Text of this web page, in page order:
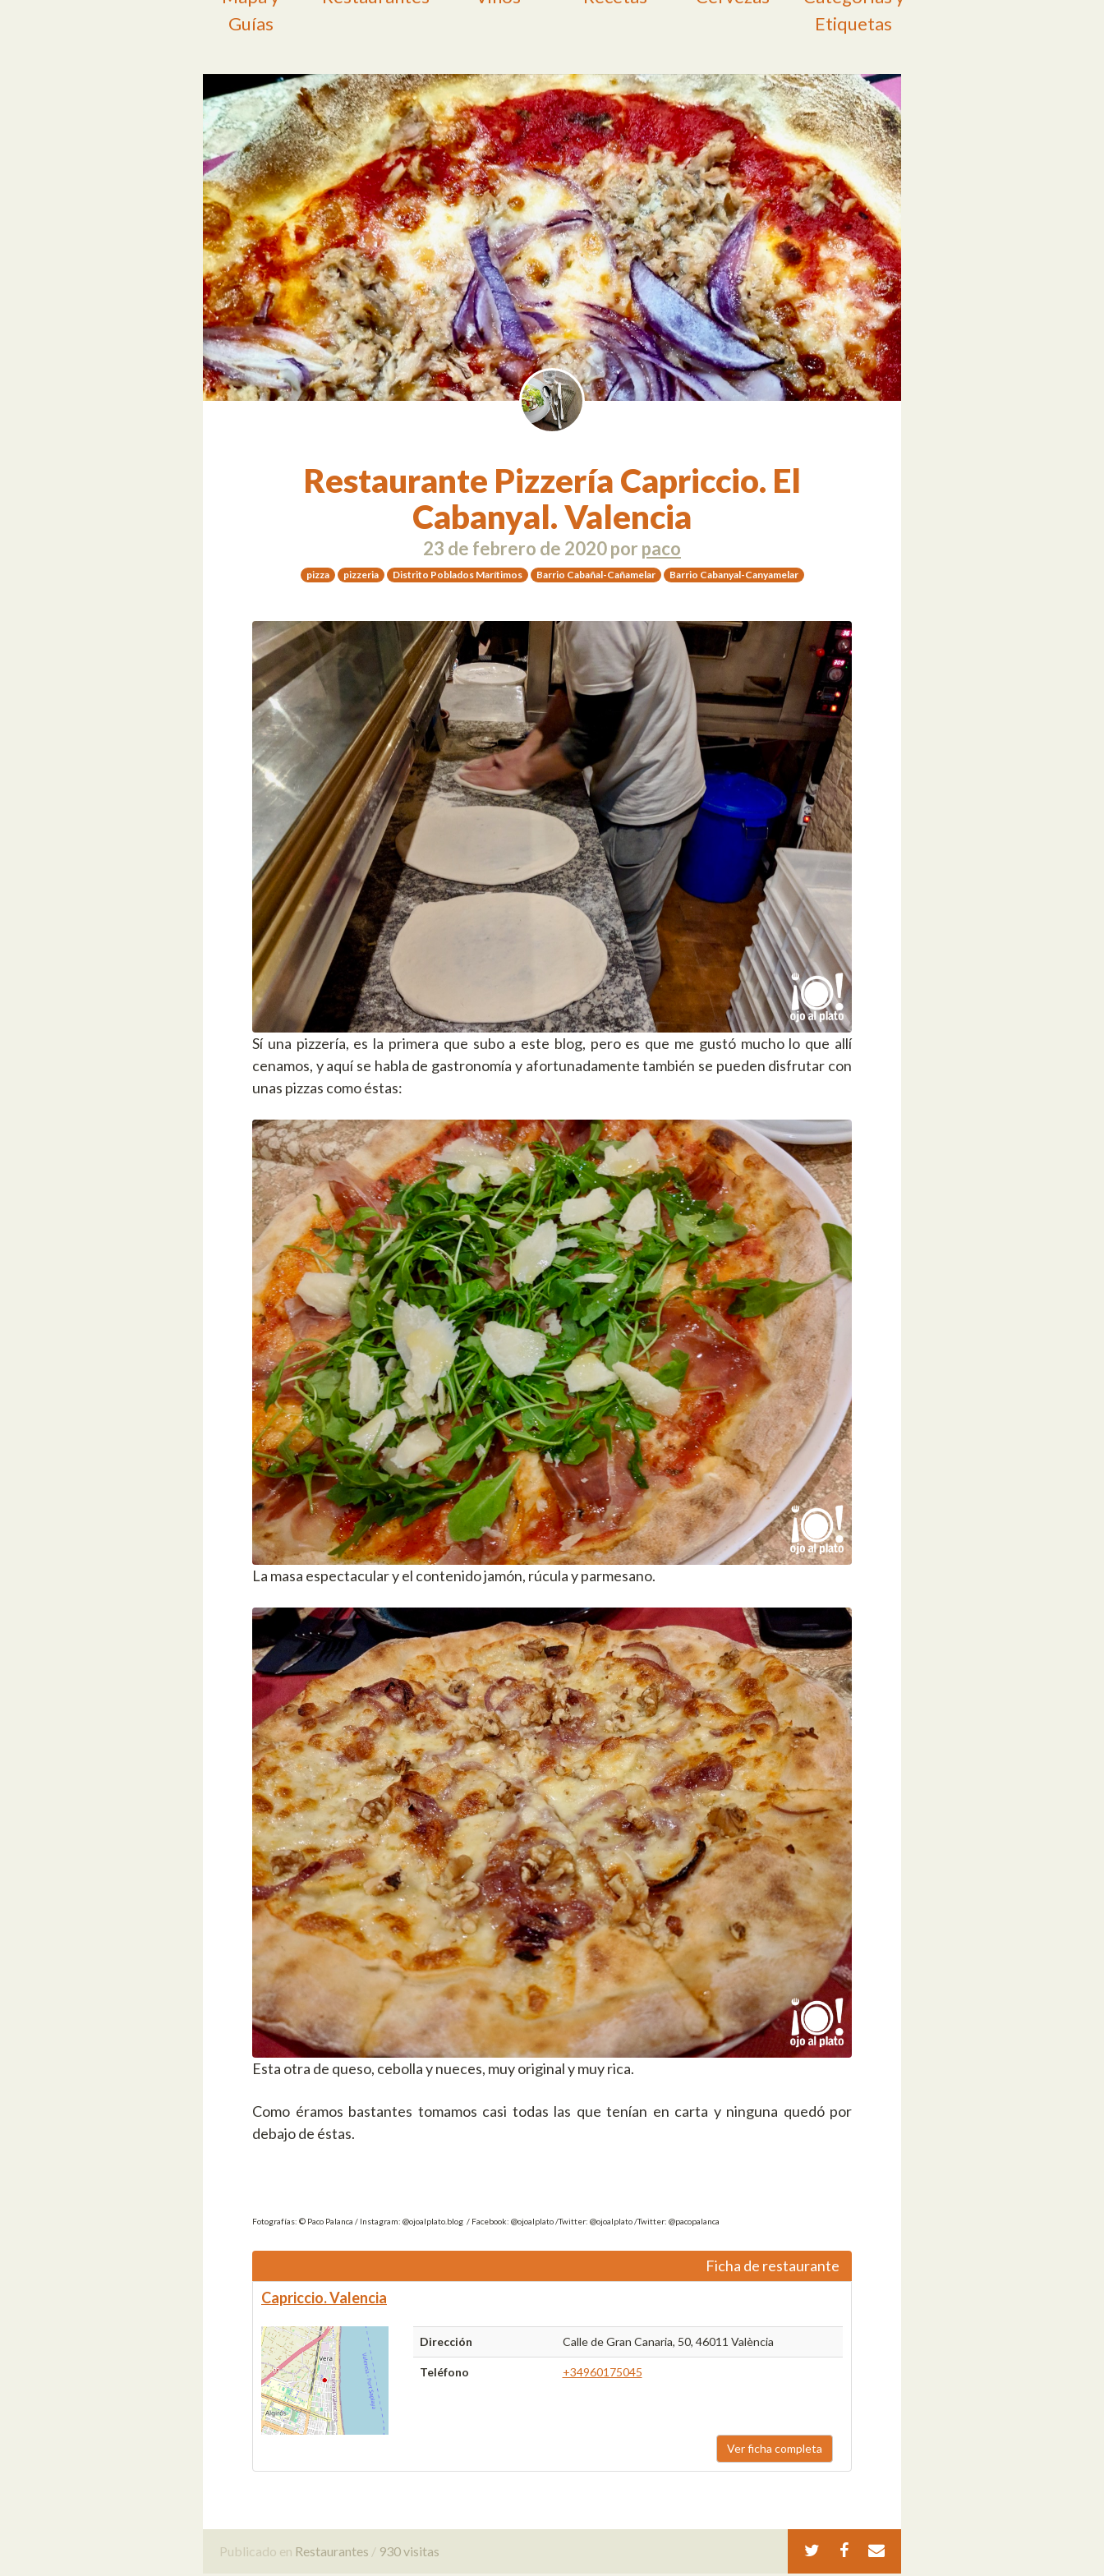
Guías
Etiquetas
Restaurante Pizzería Capriccio. El
Cabanyal. Valencia
23 de febrero de 2020por paco
pizza pizzeria Distrito Poblados Marítimos Barrio Cabañal-Cañamelar Barrio Cabanyal-Canyamelar
Sí una pizzería, es la primera que subo a este blog, pero es que me gustó mucho lo que allí
cenamos, y aquí se habla de gastronomía y afortunadamente también se pueden disfrutar con
unas pizzas como éstas:
La masa espectacular y el contenido jamón, rúcula y parmesano.
Esta otra de queso, cebolla y nueces, muy original y muy rica.
Como éramos bastantes tomamos casi todas las que tenían en carta y ninguna quedó por
debajo de éstas.
Fotografías: © Paco Palanca / Instagram: @ojoalplato.blog / Facebook: @ojoalplato /Twitter: @ojoalplato /Twitter: @pacopalanca
Ficha de restaurante
Capriccio. Valencia
Dirección Calle de Gran Canaria, 50, 46011 València
Teléfono +34960175045
Ver ficha completa
Publicado en Restaurantes 930 visitas